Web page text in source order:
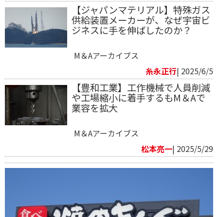
【ジャパンマテリアル】特殊ガス
供給装置メーカーが、なぜ宇宙ビ
ジネスに手を伸ばしたのか？
M＆Aアーカイブス
糸永正行| 2025/6/5
【豊和工業】工作機械で人員削減
や工場縮小に着手するもM＆Aで
業容を拡大
M＆Aアーカイブス
松本亮一| 2025/5/29